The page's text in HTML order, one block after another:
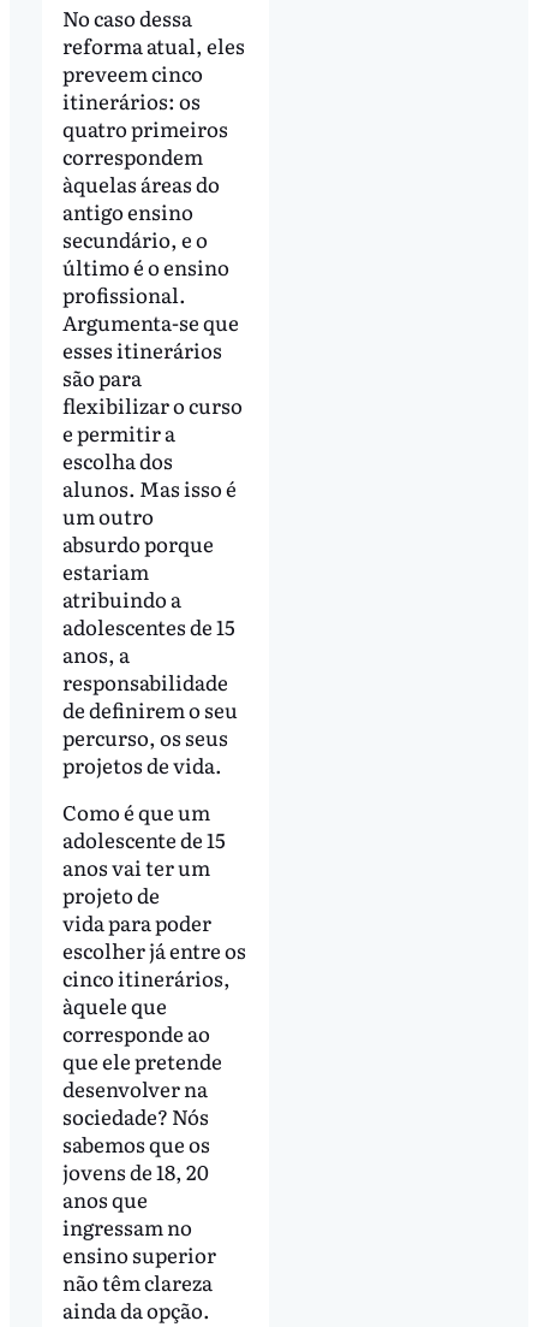
No caso dessa
reforma atual, eles
preveem cinco
itinerários: os
quatro primeiros
correspondem
àquelas áreas do
antigo ensino
secundário, e o
último é o ensino
profissional.
Argumenta-se que
esses itinerários
são para
flexibilizar o curso
e permitir a
escolha dos
alunos. Mas isso é
um outro
absurdo porque
estariam
atribuindo a
adolescentes de 15
anos, a
responsabilidade
de definirem o seu
percurso, os seus
projetos de vida.
Como é que um
adolescente de 15
anos vai ter um
projeto de
vida para poder
escolher já entre os
cinco itinerários,
àquele que
corresponde ao
que ele pretende
desenvolver na
sociedade? Nós
sabemos que os
jovens de 18, 20
anos que
ingressam no
ensino superior
não têm clareza
ainda da opção.